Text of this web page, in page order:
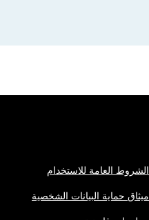
الشروط العامة للاستخدام
ميثاق حماية البيانات الشخصية